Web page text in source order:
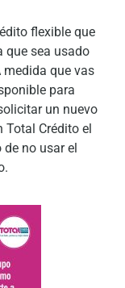
flexible que
que sea usado
medida que vas
para
un nuevo
Total Crédito el
no usar el